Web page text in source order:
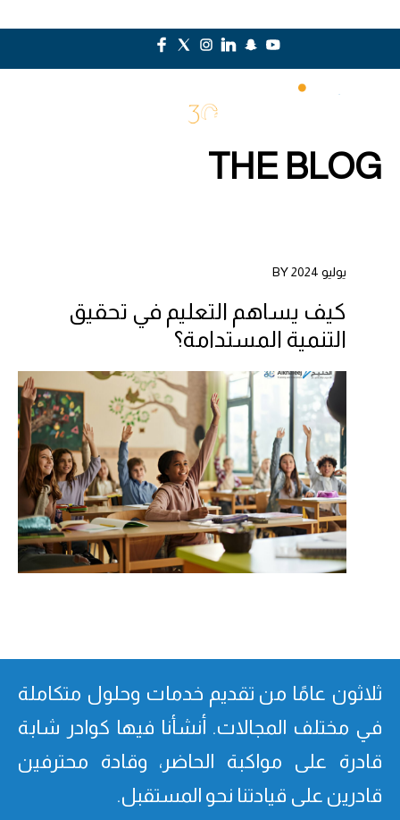
THE BLOG
يوليو 2024 BY
كيف يساهم التعليم في تحقيق
التنمية المستدامة؟
ثلاثون عامًا من تقدیم خدمات وحلول متكاملة
في مختلف المجالات. أنشأنا فیھا كوادر شابة
قادرة على مواكبة الحاضر، وقادة محترفین
قادرین على قیادتنا نحو المستقبل.